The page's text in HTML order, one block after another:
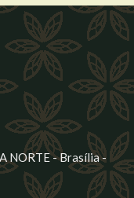
NORTE - Brasília -